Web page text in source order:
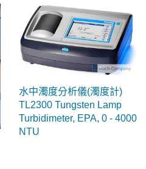
水中濁度分析儀(濁度計)
TL2300 Tungsten Lamp
Turbidimeter, EPA, 0 - 4000
NTU